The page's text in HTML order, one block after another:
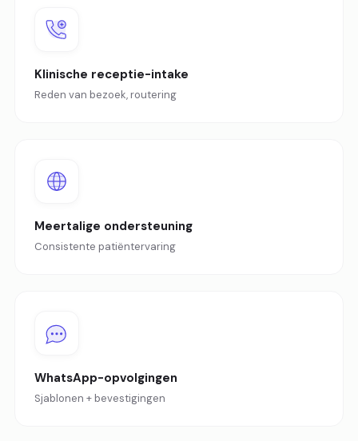
Klinische receptie-intake
Reden van bezoek, routering
Meertalige ondersteuning
Consistente patiëntervaring
WhatsApp-opvolgingen
Sjablonen + bevestigingen